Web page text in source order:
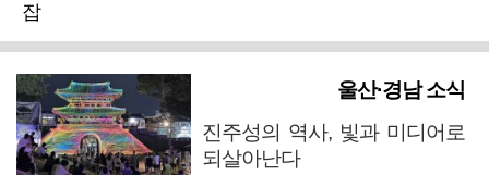
잡
울산·경남 소식
진주성의 역사, 빛과 미디어로
되살아난다